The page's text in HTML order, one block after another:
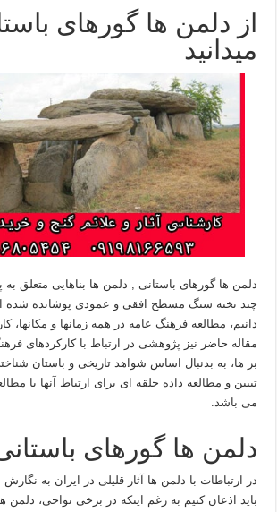
از دلمن ها گورهای
میدانید
دلمن ها گورهای باستانی , دلمن ها بناهایی متعلق به
چند تخته سنگ مسطح افقی و عمودی پوشانده شده
دانیم، مطالعه فرهنگ عامه در همه زمانها و
مقاله حاضر نیز پژوهشی در ارتباط با کارکردهای
بر ها، به بدنبال اساس شواهد تاریخی و باستان
تبیین و مطالعه داده حلقه ای برای ارتباط آنها با
می باشد.
دلمن ها گورهای
در ارتباطات با دلمن ها آثار قلیلی در ایران به
باید اذعان کنیم به رغم اینکه در برخی نواحی، دلمن